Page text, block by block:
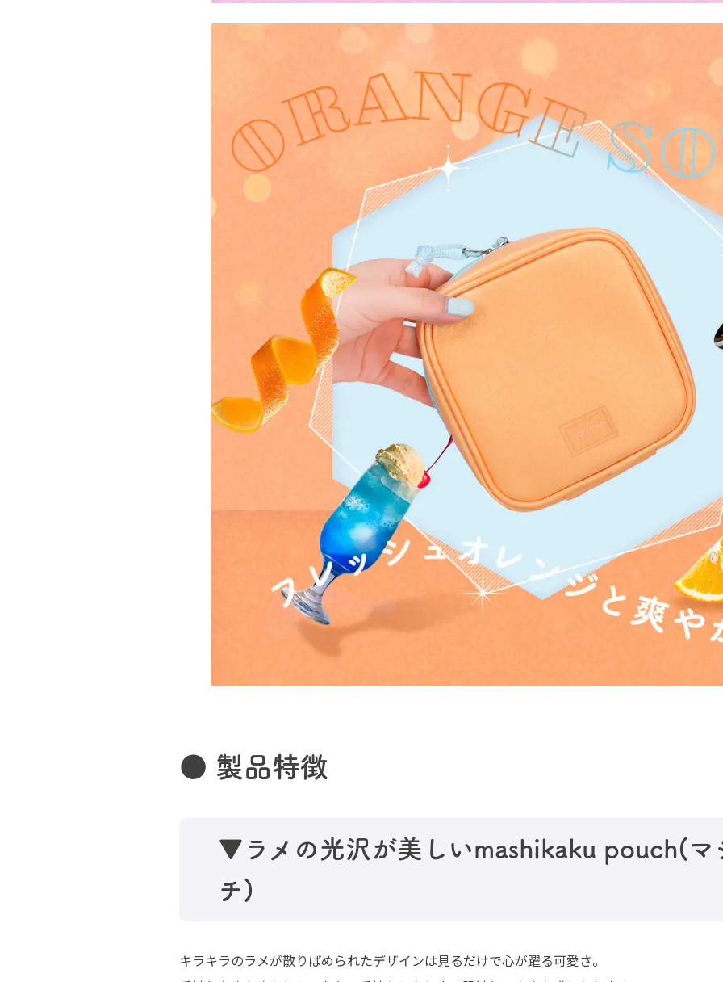
● 製品特徴
▼ラメの光沢が美しいmashikaku pouch(マ
チ)
キラキラのラメが散りばめられたデザインは見るだけで心が躍る可愛さ。